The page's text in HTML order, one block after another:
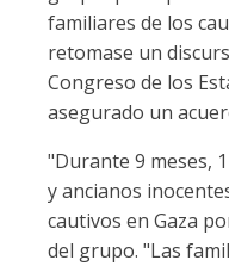
familiares de los
retomase un
Congreso de los
asegurado un
"Durante 9 meses,
y ancianos
cautivos en Gaza
del grupo. "Las